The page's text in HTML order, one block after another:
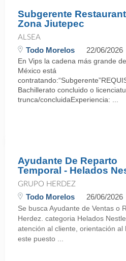
Subgerente
Zona Jiutepec
ALSEA
Todo Morelos 22/06/2026
En Vips la cadena más grande
México está
Bachillerato concluido o
trunca/concluidaExperiencia: ...
Ayudante De Reparto
Temporal - Helados
GRUPO HERDEZ
Todo Morelos 26/06/2026
Se busca Ayudante de Ventas o
Herdez. categoria Helados
atención al cliente, orientación al
este puesto ...